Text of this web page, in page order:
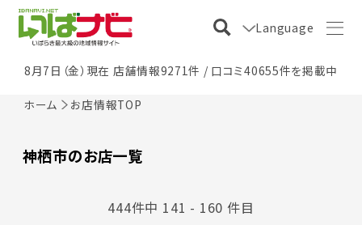
Language
8月7日（金）現在 店舗情報9271件 / 口コミ40655件を掲載中
ホーム お店情報TOP
神栖市のお店一覧
444件中 141 - 160 件目